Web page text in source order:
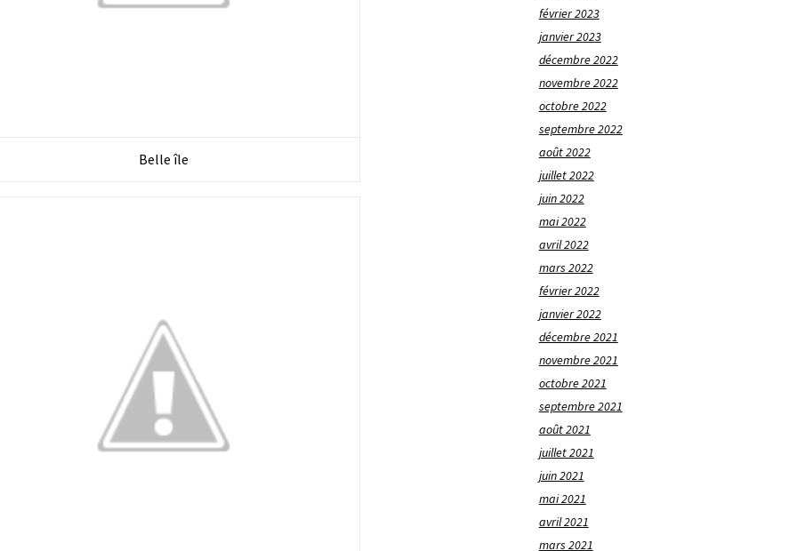
Belle île
février 2023
janvier 2023
décembre 2022
novembre 2022
octobre 2022
septembre 2022
août 2022
juillet 2022
juin 2022
mai 2022
avril 2022
mars 2022
février 2022
janvier 2022
décembre 2021
novembre 2021
octobre 2021
septembre 2021
août 2021
juillet 2021
juin 2021
mai 2021
avril 2021
mars 2021